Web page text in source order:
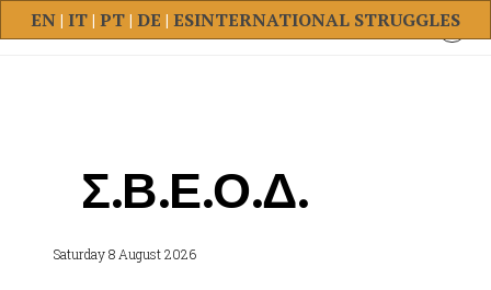
INTERNATIONAL STRUGGLES
EN| IT| PT| DE | ES
Σ.Β.Ε.Ο.Δ.
Saturday 8 August 2026